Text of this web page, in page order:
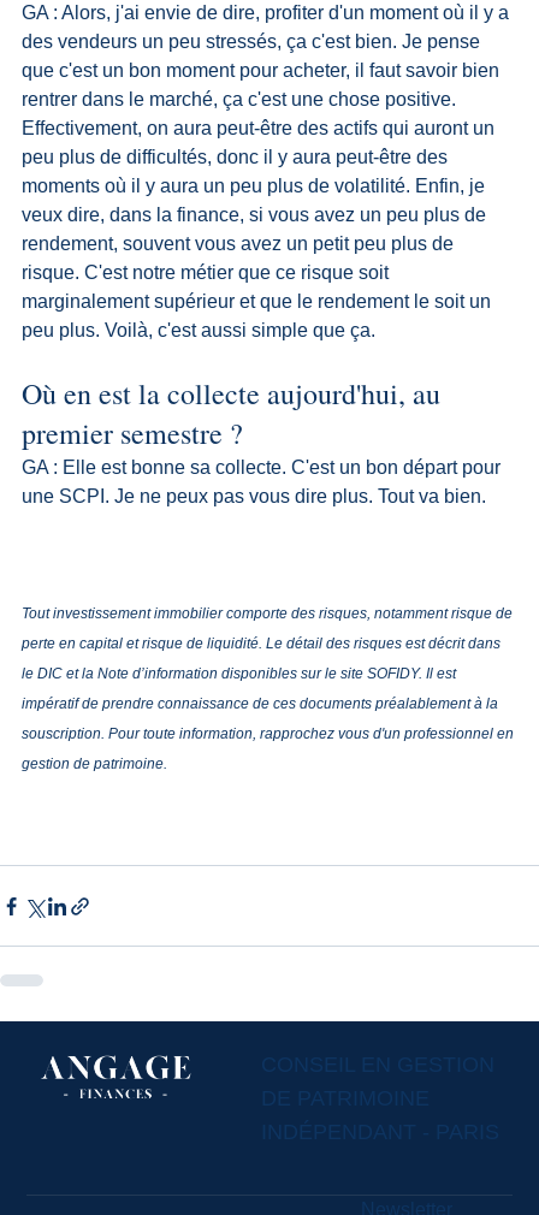
GA : Alors, j'ai envie de dire, profiter d'un moment où il y a
des vendeurs un peu stressés, ça c'est bien. Je pense
que c'est un bon moment pour acheter, il faut savoir bien
rentrer dans le marché, ça c'est une chose positive.
Effectivement, on aura peut-être des actifs qui auront un
peu plus de difficultés, donc il y aura peut-être des
moments où il y aura un peu plus de volatilité. Enfin, je
veux dire, dans la finance, si vous avez un peu plus de
rendement, souvent vous avez un petit peu plus de
risque. C'est notre métier que ce risque soit
marginalement supérieur et que le rendement le soit un
peu plus. Voilà, c'est aussi simple que ça.
Où en est la collecte aujourd'hui, au
premier semestre ?
GA : Elle est bonne sa collecte. C'est un bon départ pour
une SCPI. Je ne peux pas vous dire plus. Tout va bien.
Tout investissement immobilier comporte des risques, notamment risque de
perte en capital et risque de liquidité. Le détail des risques est décrit dans
le DIC et la Note d’information disponibles sur le site SOFIDY. Il est
impératif de prendre connaissance de ces documents préalablement à la
souscription. Pour toute information, rapprochez vous d'un professionnel en
gestion de patrimoine.
CONSEIL EN GESTION
DE PATRIMOINE
INDÉPENDANT - PARIS
Newsletter